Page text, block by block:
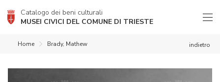
Catalogo dei beni culturali
MUSEI CIVICI DEL COMUNE DI TRIESTE
indietro
Home Brady, Mathew